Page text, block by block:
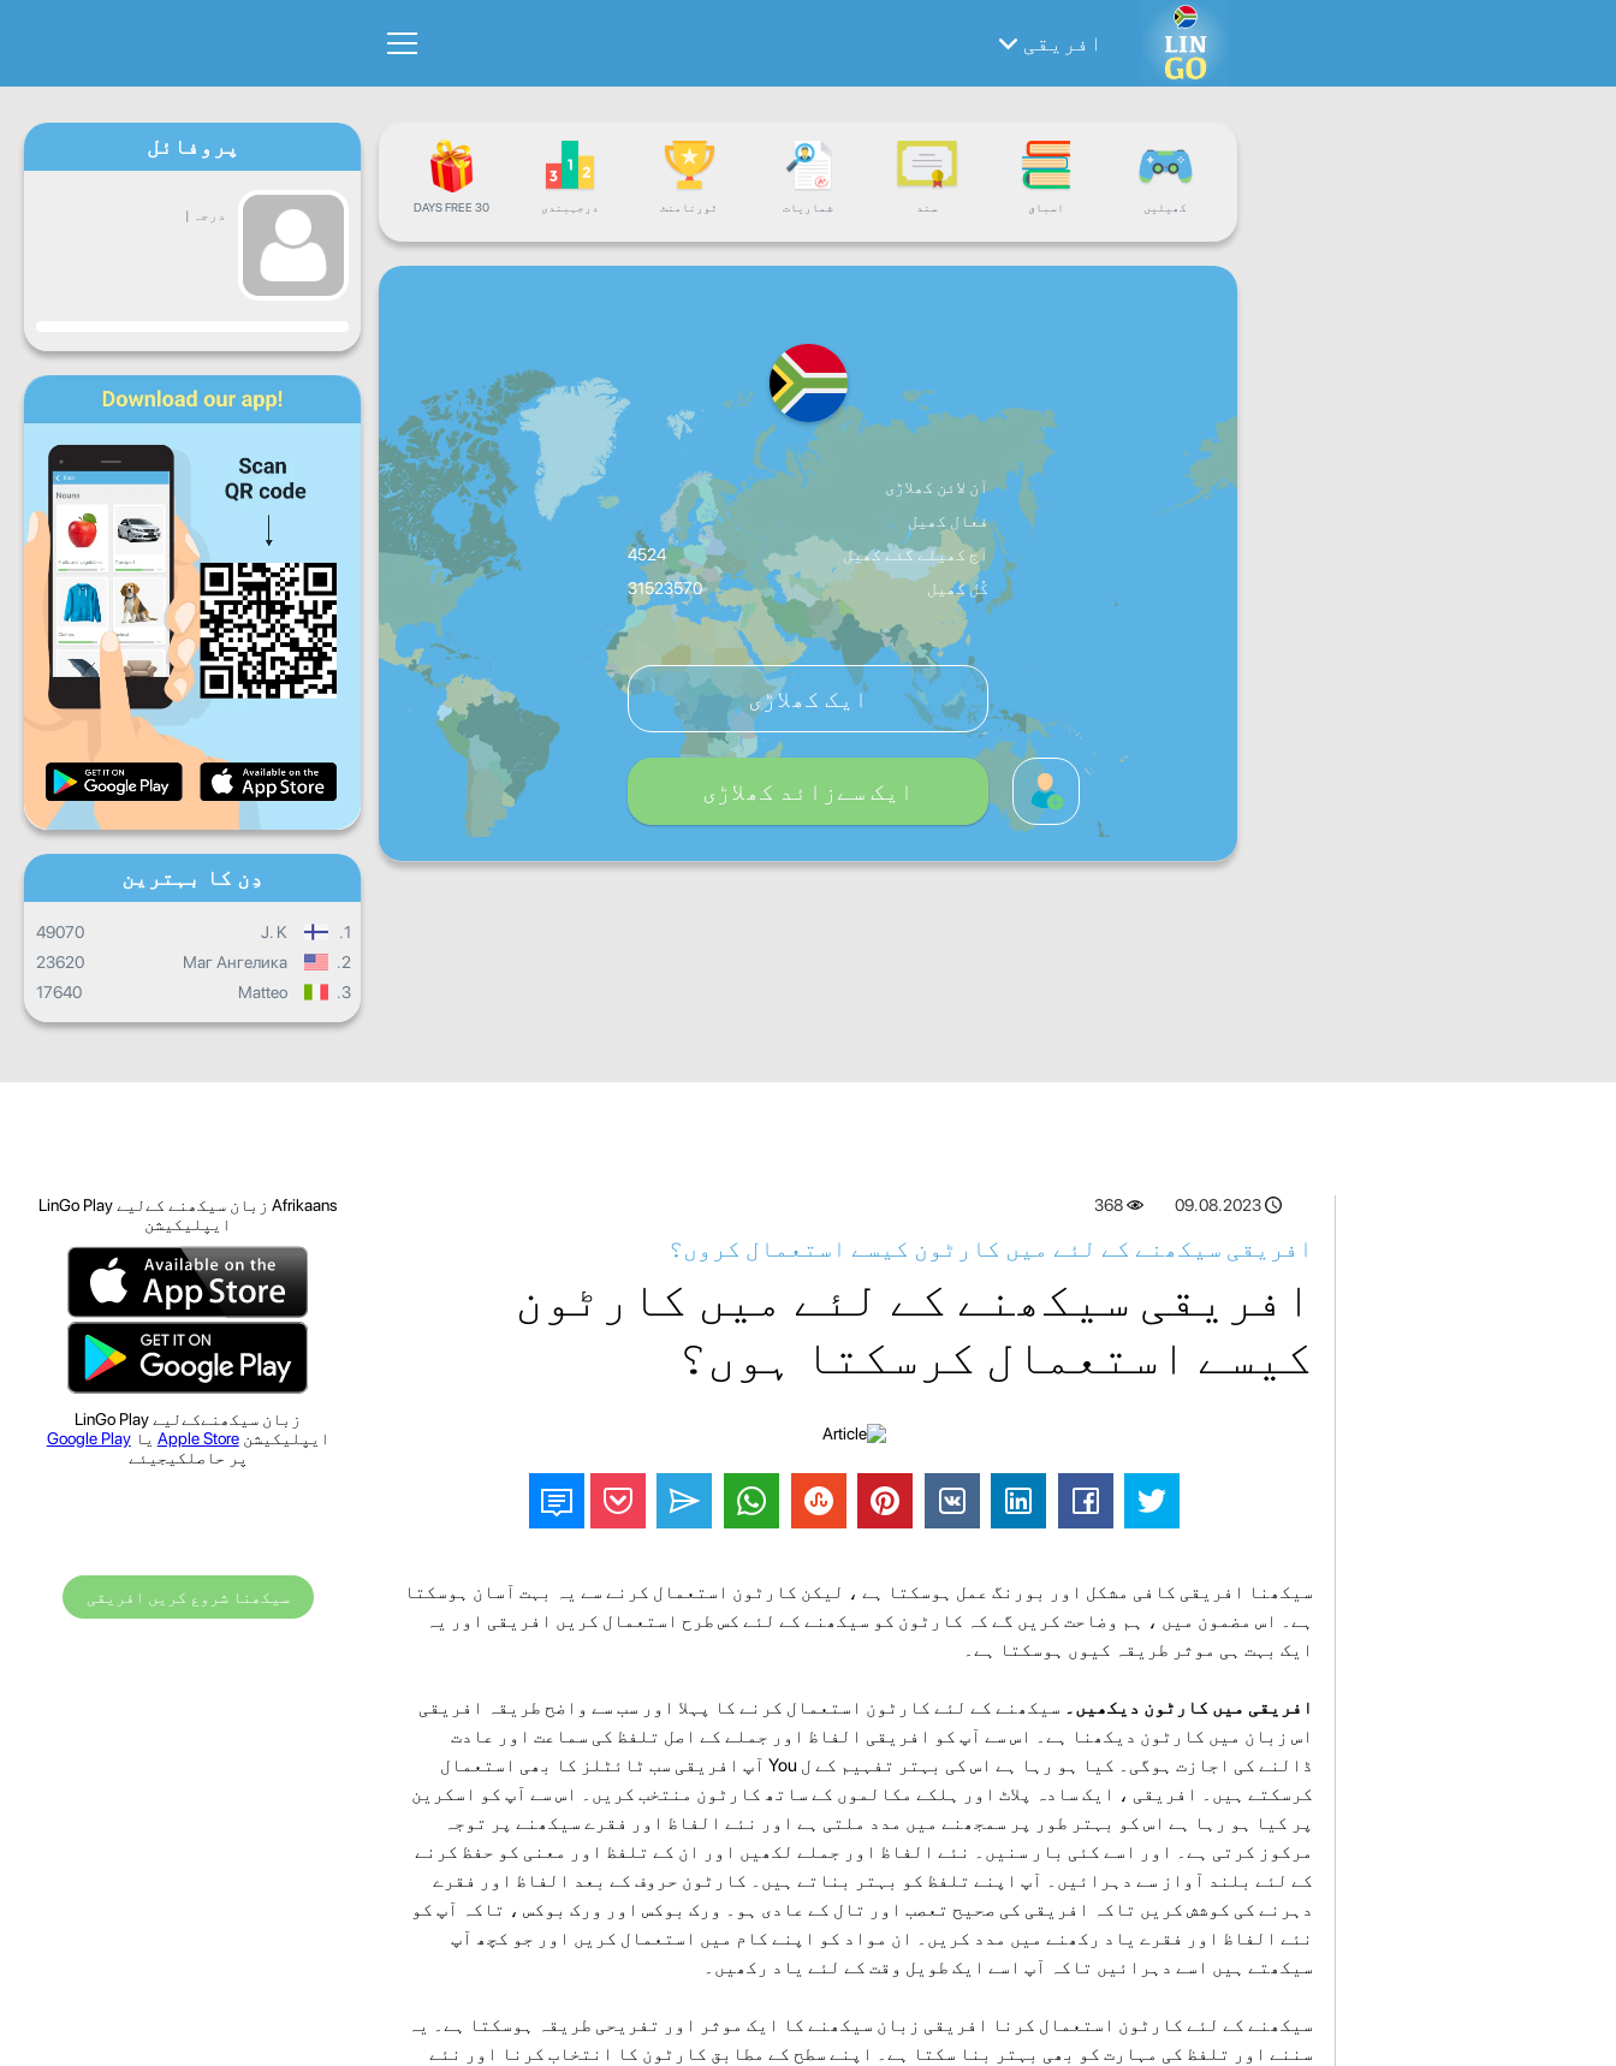
افریقی
کھیلیں اسباق سند شماریات ٹورنامنٹ درجہبندی 30 DAYS FREE
آن لائن کھلاڑی
فعال کھیل
آج کھیلے گئے کھیل
4524
کُل کھیل
31523570
ایک کھلاڑی
ایک سےزائد کھلاڑی
پروفائل
درجہ |
پیش رفت
سوموار منگل جمعرات
جمعہ ہفتہ
روزانہ کی پیش رفت
ماہانہ پیش رفت
مجموعی کارکردگی
دِن کا بہترین
1.
J. K
49070
2.
Маг Ангелика
23620
3.
Matteo
17640
09.08.2023
369
افریقی سیکھنے کے لئے میں کارٹون کیسے استعمال کروں؟
افریقی سیکھنے کے لئے میں کارٹون
کیسے استعمال کرسکتا ہوں؟
سیکھنا افریقی کافی مشکل اور بورنگ عمل ہوسکتا ہے ، لیکن کارٹون استعمال کرنے سے یہ بہت آسان ہوسکتا
ہے۔ اس مضمون میں ، ہم وضاحت کریں گے کہ کارٹون کو سیکھنے کے لئے کس طرح استعمال کریں افریقی اور یہ
ایک بہت ہی موثر طریقہ کیوں ہوسکتا ہے۔
افریقی میں کارٹون دیکھیں۔ سیکھنے کے لئے کارٹون استعمال کرنے کا پہلا اور سب سے واضح طریقہ افریقی
اس زبان میں کارٹون دیکھنا ہے۔ اس سے آپ کو افریقی الفاظ اور جملے کے اصل تلفظ کی سماعت اور عادت
ڈالنے کی اجازت ہوگی۔ کیا ہو رہا ہے اس کی بہتر تفہیم کے ل You آپ افریقی سب ٹائٹلز کا بھی استعمال
کرسکتے ہیں۔ افریقی ، ایک سادہ پلاٹ اور ہلکے مکالموں کے ساتھ کارٹون منتخب کریں۔ اس سے آپ کو اسکرین
پر کیا ہو رہا ہے اس کو بہتر طور پر سمجھنے میں مدد ملتی ہے اور نئے الفاظ اور فقرے سیکھنے پر توجہ
مرکوز کرتی ہے۔ اور اسے کئی بار سنیں۔ نئے الفاظ اور جملے لکھیں اور ان کے تلفظ اور معنی کو حفظ کرنے
کے لئے بلند آواز سے دہرائیں۔ آپ اپنے تلفظ کو بہتر بناتے ہیں۔ کارٹون حروف کے بعد الفاظ اور فقرے
دہرنے کی کوشش کریں تاکہ افریقی کی صحیح تعصب اور تال کے عادی ہو۔ ورک بوکس اور ورک بوکس ، تاکہ آپ کو
نئے الفاظ اور فقرے یاد رکھنے میں مدد کریں۔ ان مواد کو اپنے کام میں استعمال کریں اور جو کچھ آپ
سیکھتے ہیں اسے دہرائیں تاکہ آپ اسے ایک طویل وقت کے لئے یاد رکھیں۔
سیکھنے کے لئے کارٹون استعمال کرنا افریقی زبان سیکھنے کا ایک موثر اور تفریحی طریقہ ہوسکتا ہے۔ یہ
سننے اور تلفظ کی مہارت کو بھی بہتر بنا سکتا ہے۔ اپنے سطح کے مطابق کارٹون کا انتخاب کرنا اور نئے
Afrikaans زبان سیکھنے کےلیے LinGo Play
ایپلیکیشن
زبان سیکھنےکےلیے LinGo Play
ایپلیکیشنApple Store یاGoogle Play
پر حاصلکیجیئے
سیکھنا شروع کریں افریقی